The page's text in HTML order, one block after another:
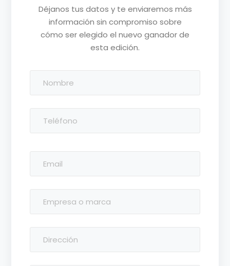
Déjanos tus datos y te enviaremos más
información sin compromiso sobre
cómo ser elegido el nuevo ganador de
esta edición.